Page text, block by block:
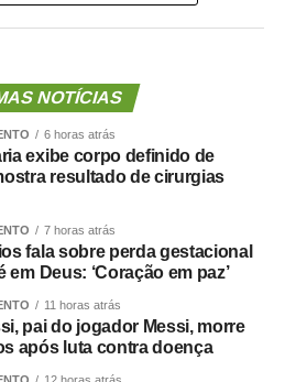
não representa apenas
eleitoral, mas uma quebra
uma mudança de candidatura.
na chapa não nasceu
política que, inclusive, foi
NOTÍCIAS
6 horas atrás
exibe corpo definido de
resultado de cirurgias
7 horas atrás
fala sobre perda gestacional
em Deus: ‘Coração em paz’
11 horas atrás
pai do jogador Messi, morre
após luta contra doença